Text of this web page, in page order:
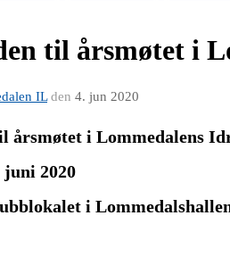
til årsmøtet i
ILden 4. jun 2020
årsmøtet i Lommedalens
juni 2020
i